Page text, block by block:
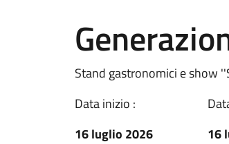
Stand gastronomici e show
Data inizio :
16 luglio 2026
16